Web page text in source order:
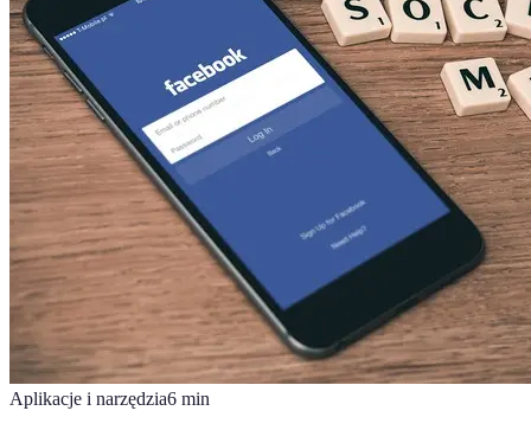
Aplikacje i narzędzia6 min